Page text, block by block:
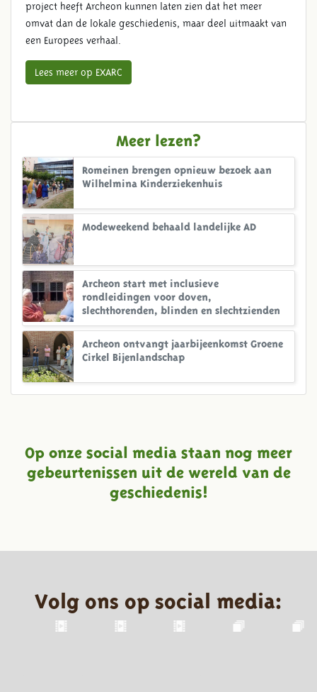
project heeft Archeon kunnen laten zien dat het meer
omvat dan de lokale geschiedenis, maar deel uitmaakt van
een Europees verhaal.
Lees meer op EXARC
Meer lezen?
Romeinen brengen opnieuw bezoek aan
Wilhelmina Kinderziekenhuis
Modeweekend behaald landelijke AD
Archeon start met inclusieve
rondleidingen voor doven,
slechthorenden, blinden en slechtzienden
Archeon ontvangt jaarbijeenkomst Groene
Cirkel Bijenlandschap
Op onze social media staan nog meer
gebeurtenissen uit de wereld van de
geschiedenis!
Volg ons op social media: